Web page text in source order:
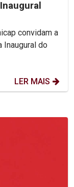
convidam a
Inaugural do
LER MAIS